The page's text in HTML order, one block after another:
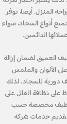
المنزل. أيضا، توفر
أنواع السجاد، سواء
الدائمين.
العميق لضمان إزالة
الألوان والملمس
للسجاد، لذلك
على نظافة الفلل على
تنظيف مخصصة حسب
خدمات شركة